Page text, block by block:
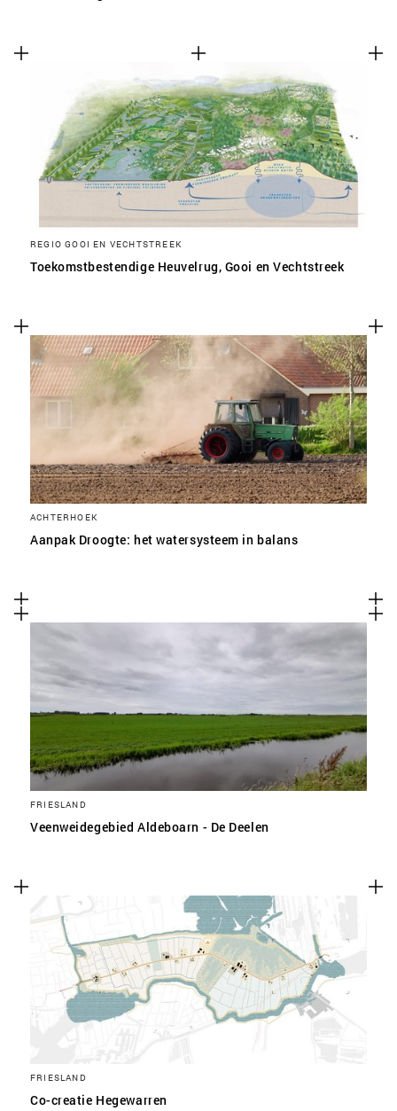
REGIO GOOI EN VECHTSTREEK
Toekomstbestendige Heuvelrug, Gooi en Vechtstreek
ACHTERHOEK
Aanpak Droogte: het watersysteem in balans
FRIESLAND
Veenweidegebied Aldeboarn - De Deelen
FRIESLAND
Co-creatie Hegewarren